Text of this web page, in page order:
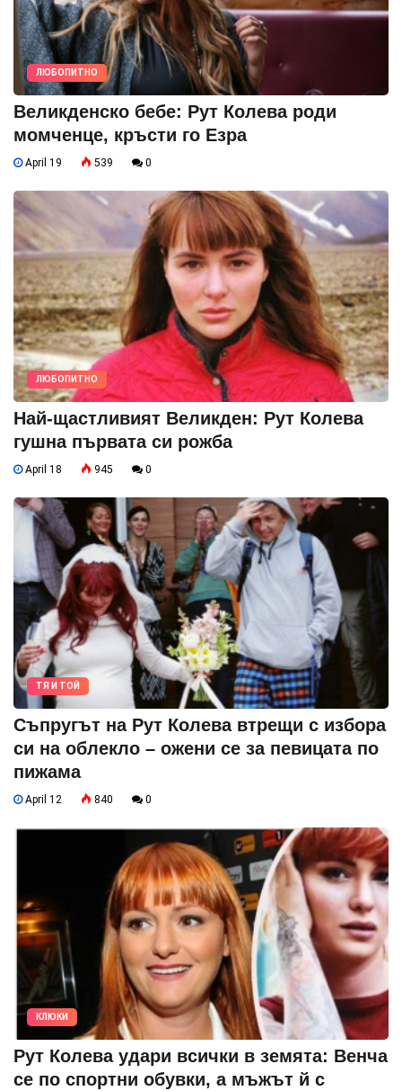
ЛЮБОПИТНО
Великденско бебе: Рут Колева роди
момченце, кръсти го Езра
April 19 539 0
ЛЮБОПИТНО
Най-щастливият Великден: Рут Колева
гушна първата си рожба
April 18 945 0
ТЯ И ТОЙ
Съпругът на Рут Колева втрещи с избора
си на облекло – ожени се за певицата по
пижама
April 12 840 0
КЛЮКИ
Рут Колева удари всички в земята: Венча
се по спортни обувки, а мъжът й с